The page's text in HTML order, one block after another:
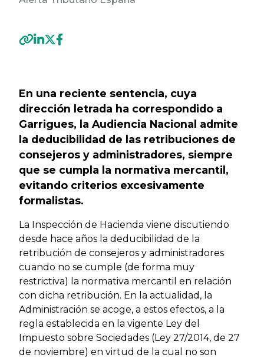
En una reciente sentencia, cuya
dirección letrada ha correspondido a
Garrigues, la Audiencia Nacional admite
la deducibilidad de las retribuciones de
consejeros y administradores, siempre
que se cumpla la normativa mercantil,
evitando criterios excesivamente
formalistas.
La Inspección de Hacienda viene discutiendo
desde hace años la deducibilidad de la
retribución de consejeros y administradores
cuando no se cumple (de forma muy
restrictiva) la normativa mercantil en relación
con dicha retribución. En la actualidad, la
Administración se acoge, a estos efectos, a la
regla establecida en la vigente Ley del
Impuesto sobre Sociedades (Ley 27/2014, de 27
de noviembre) en virtud de la cual no son